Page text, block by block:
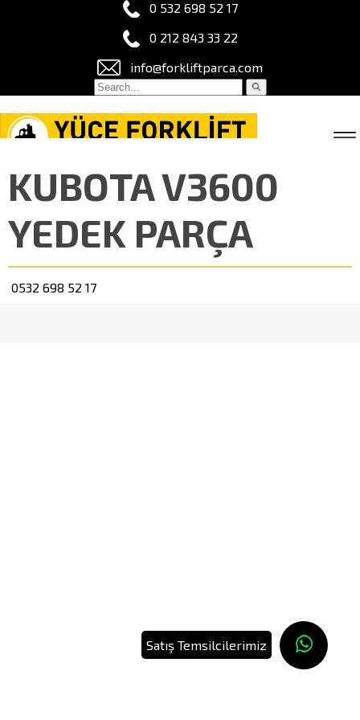
0 532 698 52 17
0 212 843 33 22
info@forkliftparca.com
Satış Temsilcilerimiz
KUBOTA V3600
YEDEK PARÇA
0532 698 52 17